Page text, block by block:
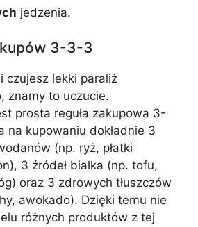
jedzenia.
3-3-3
czujesz lekki paraliż
znamy to uczucie.
prosta reguła zakupowa 3-
na kupowaniu dokładnie 3
(np. ryż, płatki
3 źródeł białka (np. tofu,
oraz 3 zdrowych tłuszczów
awokado). Dzięki temu nie
różnych produktów z tej